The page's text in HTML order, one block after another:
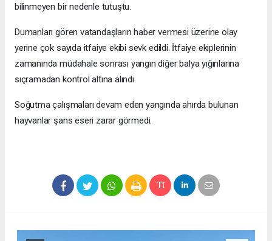
bilinmeyen bir nedenle tutuştu.
Dumanları gören vatandaşların haber vermesi üzerine olay
yerine çok sayıda itfaiye ekibi sevk edildi. İtfaiye ekiplerinin
zamanında müdahale sonrası yangın diğer balya yığınlarına
sıçramadan kontrol altına alındı.
Soğutma çalışmaları devam eden yangında ahırda bulunan
hayvanlar şans eseri zarar görmedi.